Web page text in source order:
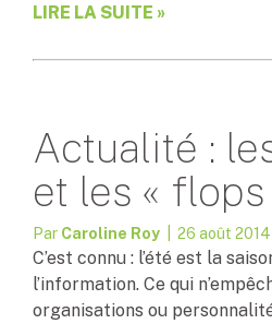
LIRE LA SUITE »
Actualité :
et les « flops
Par Caroline Roy | 26 août 2014
C’est connu : l’été est la
l’information. Ce qui
organisations ou